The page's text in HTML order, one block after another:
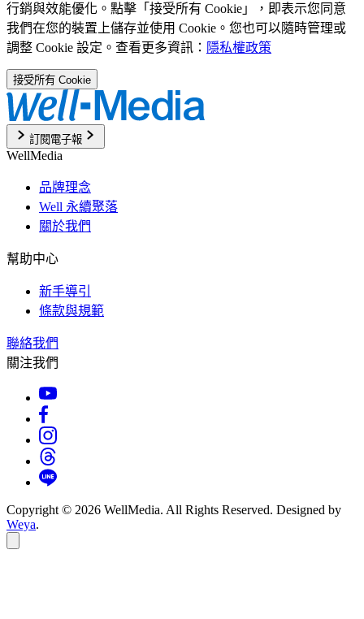
行銷與效能優化。點擊「接受所有 Cookie」，即表示您同意
我們在您的裝置上儲存並使用 Cookie。您也可以隨時管理或
調整 Cookie 設定。查看更多資訊： 隱私權政策
接受所有 Cookie
訂閱電子報
WellMedia
品牌理念
Well 永續聚落
關於我們
幫助中心
新手導引
條款與規範
聯絡我們
關注我們
Copyright © 2026 WellMedia. All Rights Reserved. Designed by
Weya.